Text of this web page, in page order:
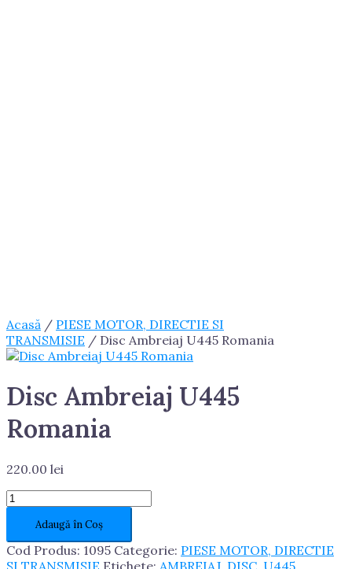
Acasă / PIESE MOTOR, DIRECTIE SI
TRANSMISIE / Disc Ambreiaj U445 Romania
Disc Ambreiaj U445
Romania
220.00 lei
Cantitate
Disc
Ambreiaj
U445
Romania
Adaugă în Coș
Cod Produs: 1095 Categorie: PIESE MOTOR, DIRECTIE